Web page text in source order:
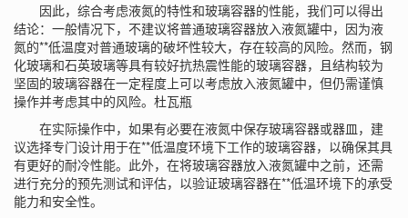
因此，综合考虑液氮的特性和玻璃容器的性能，我们可以得出
结论：一般情况下，不建议将普通玻璃容器放入液氮罐中，因为液
氮的**低温度对普通玻璃的破坏性较大，存在较高的风险。然而，钢
化玻璃和石英玻璃等具有较好抗热震性能的玻璃容器，且结构较为
坚固的玻璃容器在一定程度上可以考虑放入液氮罐中，但仍需谨慎
操作并考虑其中的风险。 杜瓦瓶
在实际操作中，如果有必要在液氮中保存玻璃容器或器皿，建
议选择专门设计用于在**低温度环境下工作的玻璃容器，以确保其具
有更好的耐冷性能。此外，在将玻璃容器放入液氮罐中之前，还需
进行充分的预先测试和评估，以验证玻璃容器在**低温环境下的承受
能力和安全性。